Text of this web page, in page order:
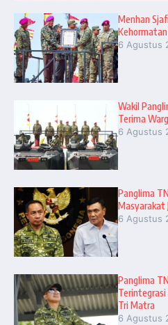
Menhan
Kehormatan
6 Agustus
Wakil
Terima
6 Agustus
Panglima
Masyarakat
6 Agustus
Panglima
Tri Matra
6 Agustus